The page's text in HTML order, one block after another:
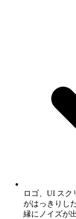
ロゴ、UI スク
がはっきりし
縁にノイズが